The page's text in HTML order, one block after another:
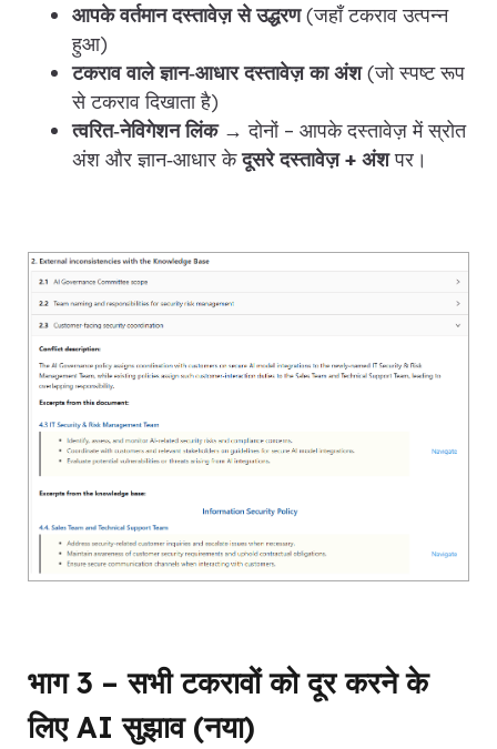
आपके वर्तमान दस्तावेज़ से उद्धरण(जहाँ टकराव उत्पन्न
हुआ)
टकराव वाले ज्ञान‑आधार दस्तावेज़ का अंश(जो स्पष्ट रूप
से टकराव दिखाता है)
त्वरित‑नेविगेशन लिंक→ दोनों – आपके दस्तावेज़ में स्रोत
अंश और ज्ञान‑आधार केदूसरे दस्तावेज़ + अंशपर।
भाग 3 – सभी टकरावों को दूर करने के
लिए AI सुझाव (नया)